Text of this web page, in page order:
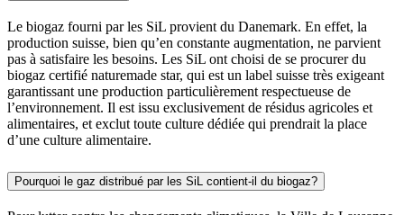
Le biogaz fourni par les SiL provient du Danemark. En effet, la
production suisse, bien qu’en constante augmentation, ne parvient
pas à satisfaire les besoins. Les SiL ont choisi de se procurer du
biogaz certifié naturemade star, qui est un label suisse très exigeant
garantissant une production particulièrement respectueuse de
l’environnement. Il est issu exclusivement de résidus agricoles et
alimentaires, et exclut toute culture dédiée qui prendrait la place
d’une culture alimentaire.
Pourquoi le gaz distribué par les SiL contient-il du biogaz?